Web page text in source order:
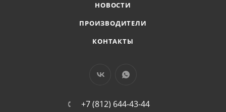
НОВОСТИ
ПРОИЗВОДИТЕЛИ
КОНТАКТЫ
+7 (812) 644-43-44